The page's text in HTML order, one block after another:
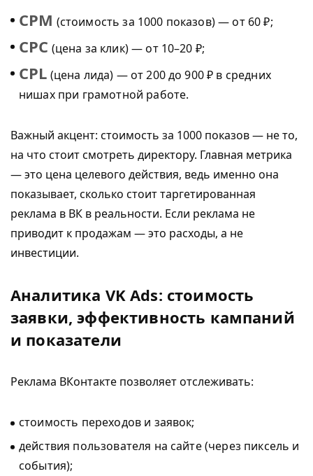
CPM (стоимость за 1000 показов) — от 60 ₽;
CPC (цена за клик) — от 10–20 ₽;
CPL (цена лида) — от 200 до 900 ₽ в средних
нишах при грамотной работе.
Важный акцент: стоимость за 1000 показов — не то,
на что стоит смотреть директору. Главная метрика
— это цена целевого действия, ведь именно она
показывает, сколько стоит таргетированная
реклама в ВК в реальности. Если реклама не
приводит к продажам — это расходы, а не
инвестиции.
Аналитика VK Ads: стоимость
заявки, эффективность кампаний
и показатели
Реклама ВКонтакте позволяет отслеживать:
стоимость переходов и заявок;
действия пользователя на сайте (через пиксель и
события);